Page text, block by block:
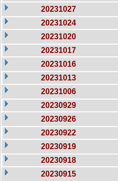
20231027
20231024
20231020
20231017
20231016
20231013
20231006
20230929
20230926
20230922
20230919
20230918
20230915